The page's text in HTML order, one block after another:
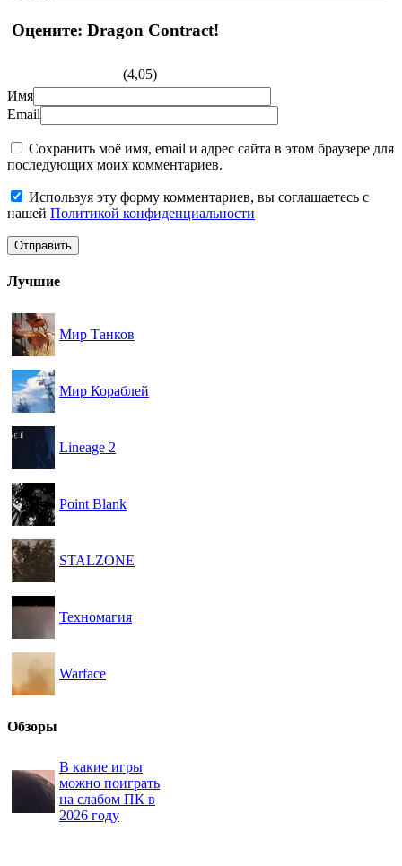
Оцените: Dragon Contract!
(4,05)
Имя
Email
Сохранить моё имя, email и адрес сайта в этом браузере для
последующих моих комментариев.
Используя эту форму комментариев, вы соглашаетесь с
нашей Политикой конфиденциальности
Лучшие
Мир Танков
Мир Кораблей
Lineage 2
Point Blank
STALZONE
Техномагия
Warface
Обзоры
В какие игры
можно поиграть
на слабом ПК в
2026 году